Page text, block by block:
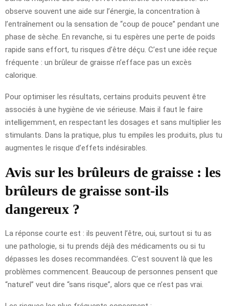
observe souvent une aide sur l’énergie, la concentration à
l’entraînement ou la sensation de “coup de pouce” pendant une
phase de sèche. En revanche, si tu espères une perte de poids
rapide sans effort, tu risques d’être déçu. C’est une idée reçue
fréquente : un brûleur de graisse n’efface pas un excès
calorique.
Pour optimiser les résultats, certains produits peuvent être
associés à une hygiène de vie sérieuse. Mais il faut le faire
intelligemment, en respectant les dosages et sans multiplier les
stimulants. Dans la pratique, plus tu empiles les produits, plus tu
augmentes le risque d’effets indésirables.
Avis sur les brûleurs de graisse : les
brûleurs de graisse sont-ils
dangereux ?
La réponse courte est : ils peuvent l’être, oui, surtout si tu as
une pathologie, si tu prends déjà des médicaments ou si tu
dépasses les doses recommandées. C’est souvent là que les
problèmes commencent. Beaucoup de personnes pensent que
“naturel” veut dire “sans risque”, alors que ce n’est pas vrai.